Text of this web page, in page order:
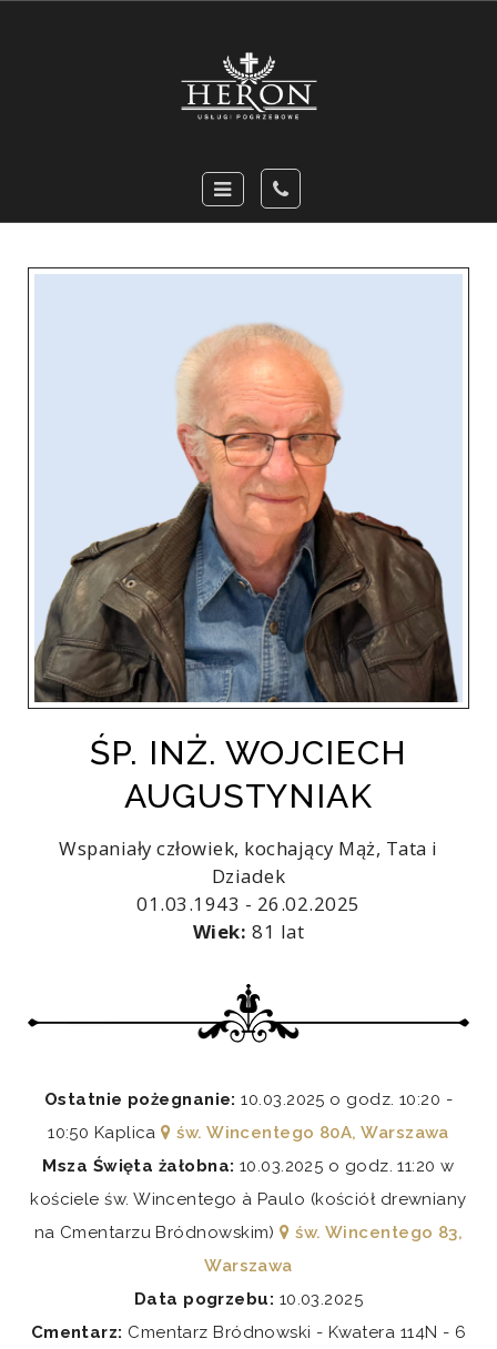
ŚP. INŻ. WOJCIECH
AUGUSTYNIAK
Wspaniały człowiek, kochający Mąż, Tata i
Dziadek
01.03.1943 - 26.02.2025
Wiek: 81 lat
Ostatnie pożegnanie: 10.03.2025 o godz. 10:20 -
10:50 Kaplica
św. Wincentego 80A, Warszawa
Msza Święta żałobna: 10.03.2025 o godz. 11:20 w
kościele św. Wincentego à Paulo (kościół drewniany
na Cmentarzu Bródnowskim)
św. Wincentego 83,
Warszawa
Data pogrzebu: 10.03.2025
Cmentarz: Cmentarz Bródnowski - Kwatera 114N - 6